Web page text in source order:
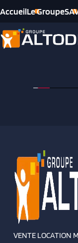
AccueilLe Groupe
VENTE LOCATION